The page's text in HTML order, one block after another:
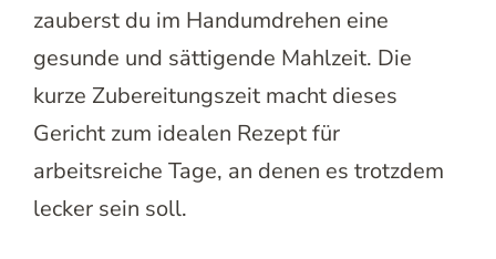
zauberst du im Handumdrehen eine
gesunde und sättigende Mahlzeit. Die
kurze Zubereitungszeit macht dieses
Gericht zum idealen Rezept für
arbeitsreiche Tage, an denen es trotzdem
lecker sein soll.